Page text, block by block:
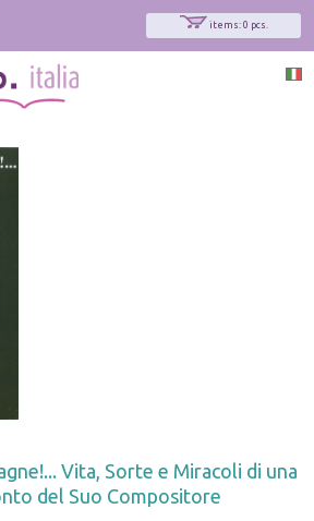
items: 0 pcs.
Vita, Sorte e Miracoli di una
del Suo Compositore